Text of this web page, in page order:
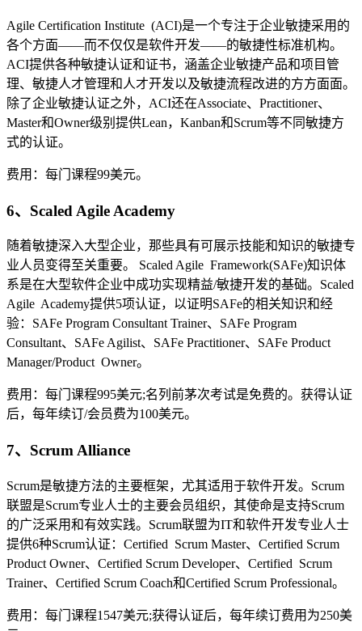
Agile Certification Institute (ACI)是一个专注于企业敏捷采用的
各个方面——而不仅仅是软件开发——的敏捷性标准机构。
ACI提供各种敏捷认证和证书，涵盖企业敏捷产品和项目管
理、敏捷人才管理和人才开发以及敏捷流程改进的方方面面。
除了企业敏捷认证之外，ACI还在Associate、Practitioner、
Master和Owner级别提供Lean，Kanban和Scrum等不同敏捷方
式的认证。
费用：每门课程99美元。
6、Scaled Agile Academy
随着敏捷深入大型企业，那些具有可展示技能和知识的敏捷专
业人员变得至关重要。 Scaled Agile Framework(SAFe)知识体
系是在大型软件企业中成功实现精益/敏捷开发的基础。Scaled
Agile Academy提供5项认证，以证明SAFe的相关知识和经
验：SAFe Program Consultant Trainer、SAFe Program
Consultant、SAFe Agilist、SAFe Practitioner、SAFe Product
Manager/Product Owner。
费用：每门课程995美元;名列前茅次考试是免费的。获得认证
后，每年续订/会员费为100美元。
7、Scrum Alliance
Scrum是敏捷方法的主要框架，尤其适用于软件开发。Scrum
联盟是Scrum专业人士的主要会员组织，其使命是支持Scrum
的广泛采用和有效实践。Scrum联盟为IT和软件开发专业人士
提供6种Scrum认证：Certified Scrum Master、Certified Scrum
Product Owner、Certified Scrum Developer、Certified Scrum
Trainer、Certified Scrum Coach和Certified Scrum Professional。
费用：每门课程1547美元;获得认证后，每年续订费用为250美